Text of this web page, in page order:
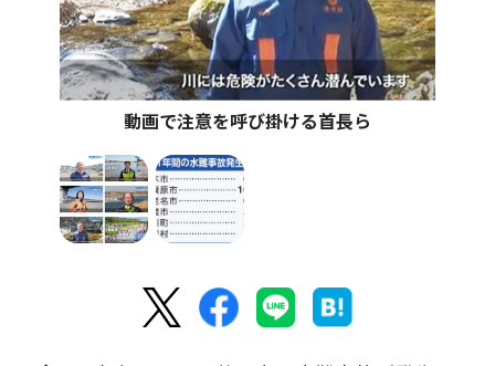
動画で注意を呼び掛ける首長ら